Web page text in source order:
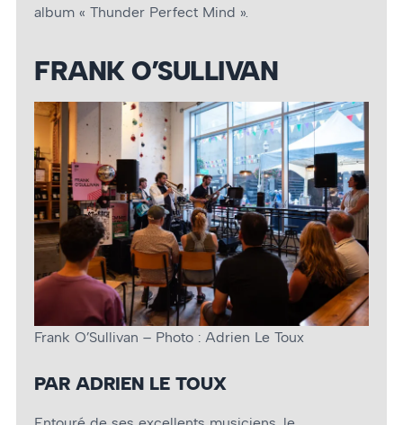
album « Thunder Perfect Mind ».
FRANK O’SULLIVAN
Frank O’Sullivan – Photo : Adrien Le Toux
PAR ADRIEN LE TOUX